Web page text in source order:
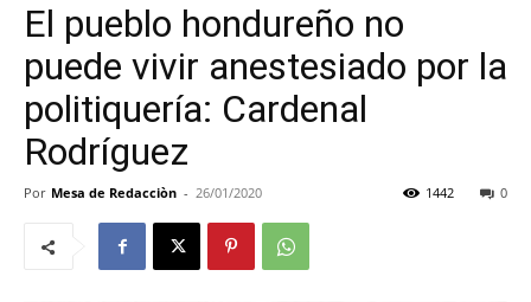
El pueblo hondureño no
puede vivir anestesiado por la
politiquería: Cardenal
Rodríguez
Por Mesa de Redacciòn - 26/01/2020 0
1442